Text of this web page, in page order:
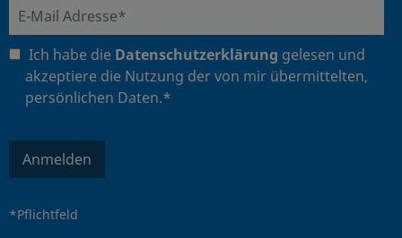
Ich habe die Datenschutzerklärung gelesen und
akzeptiere die Nutzung der von mir übermittelten,
persönlichen Daten.*
Anmelden
*Pflichtfeld